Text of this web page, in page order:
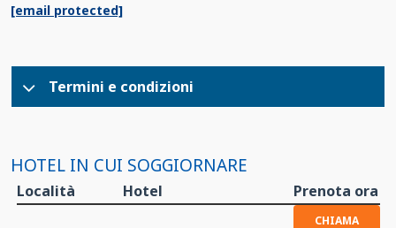
[email protected]
Termini e condizioni
HOTEL IN CUI SOGGIORNARE
Località Hotel Prenota ora
CHIAMA